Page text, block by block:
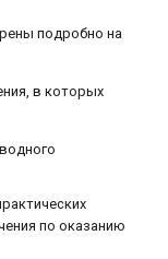
подробно на
в которых
по оказанию